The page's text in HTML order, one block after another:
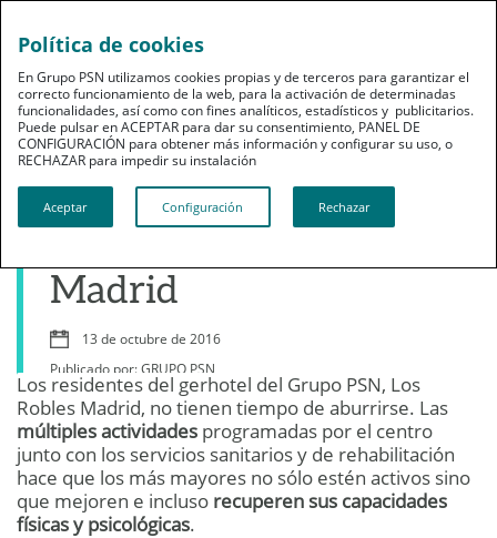
Grupo PSN
Cultura y diversión, dos
Madrid
13 de octubre de 2016
Publicado por: GRUPO PSN
Los residentes del gerhotel del Grupo PSN, Los
Robles Madrid, no tienen tiempo de aburrirse. Las
múltiples actividades programadas por el centro
junto con los servicios sanitarios y de rehabilitación
hace que los más mayores no sólo estén activos sino
que mejoren e incluso recuperen sus capacidades
físicas y psicológicas.
Política de cookies
En Grupo PSN utilizamos cookies propias y de terceros para garantizar el
correcto funcionamiento de la web, para la activación de determinadas
funcionalidades, así como con fines analíticos, estadísticos y publicitarios.
Puede pulsar en ACEPTAR para dar su consentimiento, PANEL DE
CONFIGURACIÓN para obtener más información y configurar su uso, o
RECHAZAR para impedir su instalación​​​​​​​
Aceptar Configuración Rechazar